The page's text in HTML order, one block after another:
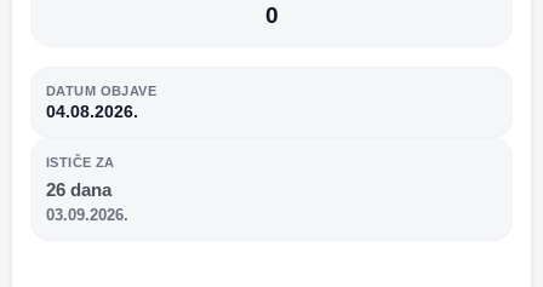
0
DATUM OBJAVE
04.08.2026.
ISTIČE ZA
26 dana
03.09.2026.